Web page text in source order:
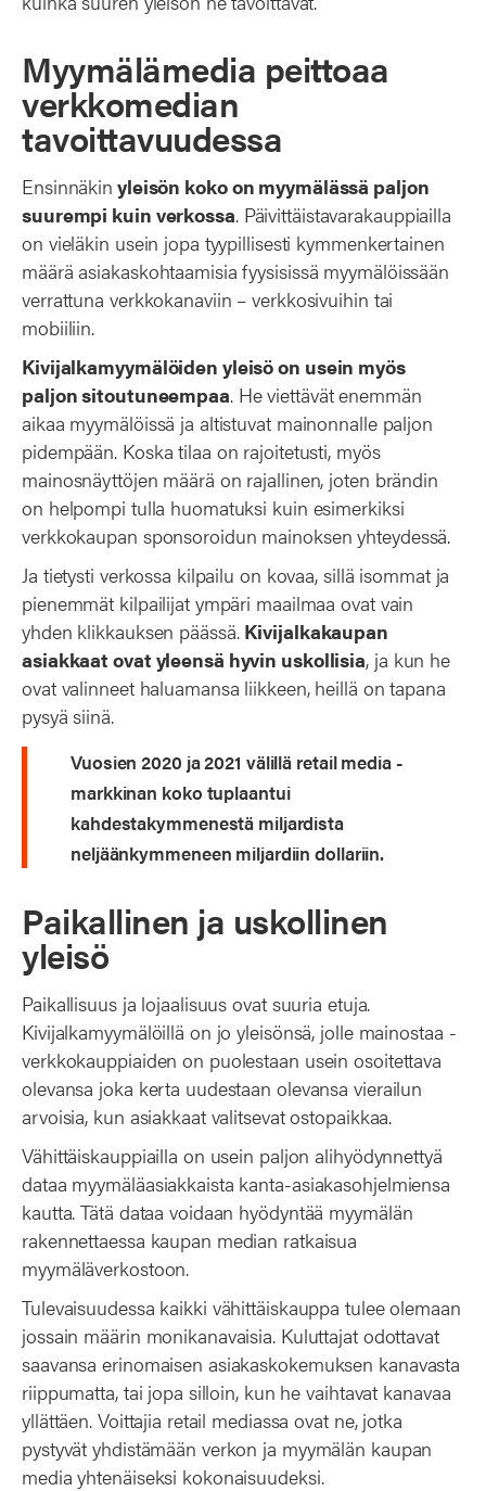
Myymälämedia peittoaa
verkkomedian
tavoittavuudessa
Ensinnäkin yleisön koko on myymälässä paljon
suurempi kuin verkossa. Päivittäistavarakauppiailla
on vieläkin usein jopa tyypillisesti kymmenkertainen
määrä asiakaskohtaamisia fyysisissä myymälöissään
verrattuna verkkokanaviin – verkkosivuihin tai
mobiiliin.
Kivijalkamyymälöiden yleisö on usein myös
paljon sitoutuneempaa. He viettävät enemmän
aikaa myymälöissä ja altistuvat mainonnalle paljon
pidempään. Koska tilaa on rajoitetusti, myös
mainosnäyttöjen määrä on rajallinen, joten brändin
on helpompi tulla huomatuksi kuin esimerkiksi
verkkokaupan sponsoroidun mainoksen yhteydessä.
Ja tietysti verkossa kilpailu on kovaa, sillä isommat ja
pienemmät kilpailijat ympäri maailmaa ovat vain
yhden klikkauksen päässä. Kivijalkakaupan
asiakkaat ovat yleensä hyvin uskollisia, ja kun he
ovat valinneet haluamansa liikkeen, heillä on tapana
pysyä siinä.
Vuosien 2020 ja 2021 välillä retail media -
markkinan koko tuplaantui
kahdestakymmenestä miljardista
neljäänkymmeneen miljardiin dollariin.
Paikallinen ja uskollinen
yleisö
Paikallisuus ja lojaalisuus ovat suuria etuja.
Kivijalkamyymälöillä on jo yleisönsä, jolle mainostaa -
verkkokauppiaiden on puolestaan usein osoitettava
olevansa joka kerta uudestaan olevansa vierailun
arvoisia, kun asiakkaat valitsevat ostopaikkaa.
Vähittäiskauppiailla on usein paljon alihyödynnettyä
dataa myymäläasiakkaista kanta-asiakasohjelmiensa
kautta. Tätä dataa voidaan hyödyntää myymälän
rakennettaessa kaupan median ratkaisua
myymäläverkostoon.
Tulevaisuudessa kaikki vähittäiskauppa tulee olemaan
jossain määrin monikanavaisia. Kuluttajat odottavat
saavansa erinomaisen asiakaskokemuksen kanavasta
riippumatta, tai jopa silloin, kun he vaihtavat kanavaa
yllättäen. Voittajia retail mediassa ovat ne, jotka
pystyvät yhdistämään verkon ja myymälän kaupan
media yhtenäiseksi kokonaisuudeksi.